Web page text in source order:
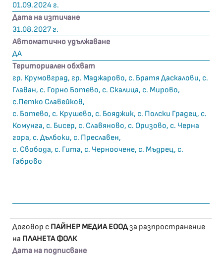
01.09.2024 г.
Дата на изтичане
31.08.2027 г.
Автоматично удължаване
ДА
Териториален обхват
гр. Крумовград, гр. Маджарово, с. Братя Даскалови, с.
Главан, с. Горно Ботево, с. Скалица, с. Мирово,
с.Петко Славейков,
с. Ботево, с. Крушево, с. Бояджик, с. Полски Градец, с.
Комунга, с. Бисер, с. Славяново, с. Оризово, с. Черна
гора, с. Дълбоки, с. Преславен,
с. Свобода, с. Гита, с. Черноочене, с. Мъдрец, с.
Габрово
Договор с ПАЙНЕР МЕДИА ЕООДза разпространение
на ПЛАНЕТА ФОЛК
Дата на подписване